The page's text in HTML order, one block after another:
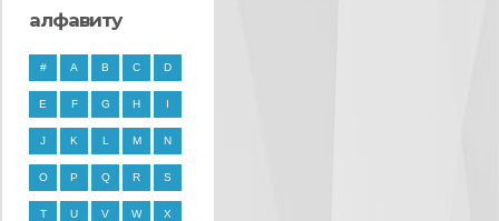
алфавиту
# A B C D
E F G H I
J K L M N
O P Q R S
T U V W X